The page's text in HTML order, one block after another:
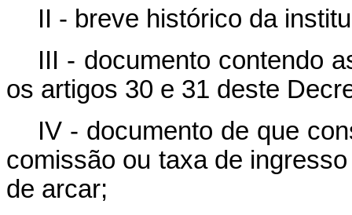
II - breve histórico da
III - documento contendo
os artigos 30 e 31 deste
IV - documento de que
comissão ou taxa de
de arcar;